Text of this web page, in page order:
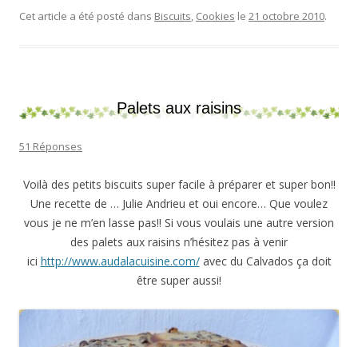
Cet article a été posté dans Biscuits, Cookies le 21 octobre 2010.
Palets aux raisins
51 Réponses
Voilà des petits biscuits super facile à préparer et super bon!!
Une recette de … Julie Andrieu et oui encore… Que voulez
vous je ne m’en lasse pas!! Si vous voulais une autre version
des palets aux raisins n’hésitez pas à venir
ici http://www.audalacuisine.com/avec du Calvados ça doit
être super aussi!